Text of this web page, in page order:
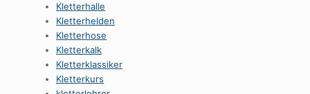
Kletterhalle
Kletterhelden
Kletterhose
Kletterkalk
Kletterklassiker
Kletterkurs